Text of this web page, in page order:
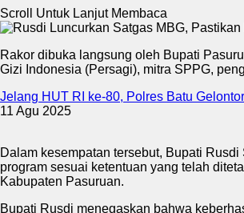
Scroll Untuk Lanjut Membaca
Rakor dibuka langsung oleh Bupati
Gizi Indonesia (Persagi), mitra SPPG,
Jelang HUT RI ke-80, Polres Batu
11 Agu 2025
Dalam kesempatan tersebut, Bupati
program sesuai ketentuan yang telah
Kabupaten Pasuruan.
Bupati Rusdi menegaskan bahwa